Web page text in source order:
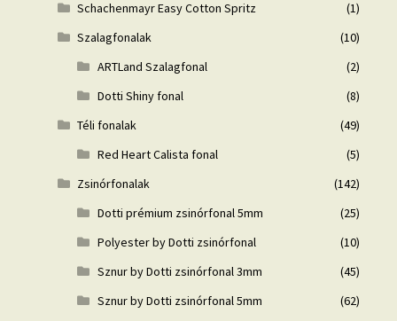
Schachenmayr Easy Cotton Spritz
(1)
Szalagfonalak
(10)
ARTLand Szalagfonal
(2)
Dotti Shiny fonal
(8)
Téli fonalak
(49)
Red Heart Calista fonal
(5)
Zsinórfonalak
(142)
Dotti prémium zsinórfonal 5mm
(25)
Polyester by Dotti zsinórfonal
(10)
Sznur by Dotti zsinórfonal 3mm
(45)
Sznur by Dotti zsinórfonal 5mm
(62)